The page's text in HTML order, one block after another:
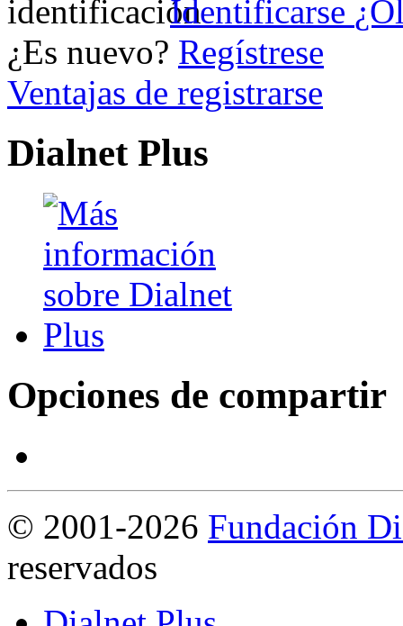
Identificarse
¿Es nuevo? Regístrese
Ventajas de registrarse
Dialnet Plus
Opciones de compartir
© 2001-2026 Fundación
reservados